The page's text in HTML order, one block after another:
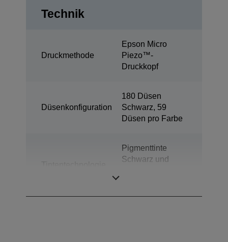
Technik
Druckmethode
Epson Micro
Piezo™-
Druckkopf
Düsenkonfiguration
180 Düsen
Schwarz, 59
Düsen pro Farbe
Pigmenttinte
Schwarz und